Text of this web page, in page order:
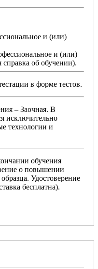
и (или)
и (или)
об обучении).
в форме тестов.
– Заочная. В
исключительно
технологии и
обучения
о повышении
Удостоверение
бесплатна).